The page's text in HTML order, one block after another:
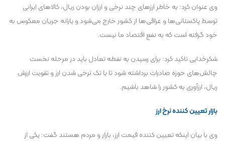
وی عنوان کرد: به خاطر ارز‌های چند نرخی و ارزان بودن ریال، کالا‌های ایرانی
توسط پاکستانی‌ها و عراقی‌ها از کشور خارج می‌شود و یارانه جریان معکوس به
خود گرفته است که به نفع اقتصاد ما نیست.
شکرخدایی تاکید کرد: برای رسیدن به نقطه تعادل باید در مرحله نخست
چالش‌های حوزه صادرات برداشته شود تا با تک نرخی شدن ارز و تقویت ارزش
ریال، ارزآوری به کشور را شاهد باشیم.
بازار تعیین کننده نرخ ارز
وی با بیان اینکه تعیین کننده قیمت ارز، بازار و مردم هستند گفت: یکی از